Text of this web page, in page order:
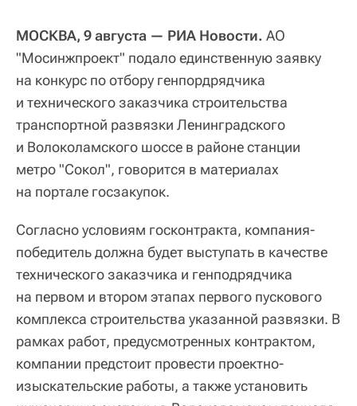
МОСКВА, 9 августа — РИА Новости. АО
"Мосинжпроект" подало единственную заявку
на конкурс по отбору генпордрядчика
и технического заказчика строительства
транспортной развязки Ленинградского
и Волоколамского шоссе в районе станции
метро "Сокол", говорится в материалах
на портале госзакупок.
Согласно условиям госконтракта, компания-
победитель должна будет выступать в качестве
технического заказчика и генподрядчика
на первом и втором этапах первого пускового
комплекса строительства указанной развязки. В
рамках работ, предусмотренных контрактом,
компании предстоит провести проектно-
изыскательские работы, а также установить